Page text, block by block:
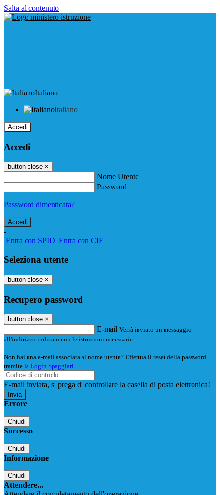
Salta al contenuto
Italiano
Italiano
Accedi
Accedi
button close ×
Nome Utente
Password
Password dimenticata?
-
Entra con SPID Entra con CIE
Seleziona utente
button close ×
Recupero password
button close ×
E-mail Verrà inviato un messaggio
all'indirizzo indicato con le istruzioni necessarie.
Non hai una e-mail associata al nome utente? Effettua il reset della password
tramite la Login Spaggiari
E-mail inviata, si prega di controllare la casella di posta elettronica!
Errore
Chiudi
Successo
Chiudi
Informazione
Chiudi
Attendere...